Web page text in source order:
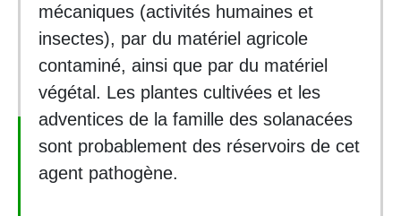
mécaniques (activités humaines et
insectes), par du matériel agricole
contaminé, ainsi que par du matériel
végétal. Les plantes cultivées et les
adventices de la famille des solanacées
sont probablement des réservoirs de cet
agent pathogène.